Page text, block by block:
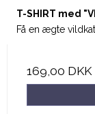
T-SHIRT med
Få en ægte
169,00 DKK